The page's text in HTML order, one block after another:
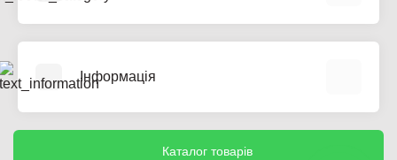
Монтажні коробки
Щити
Інформація
Каталог товарів